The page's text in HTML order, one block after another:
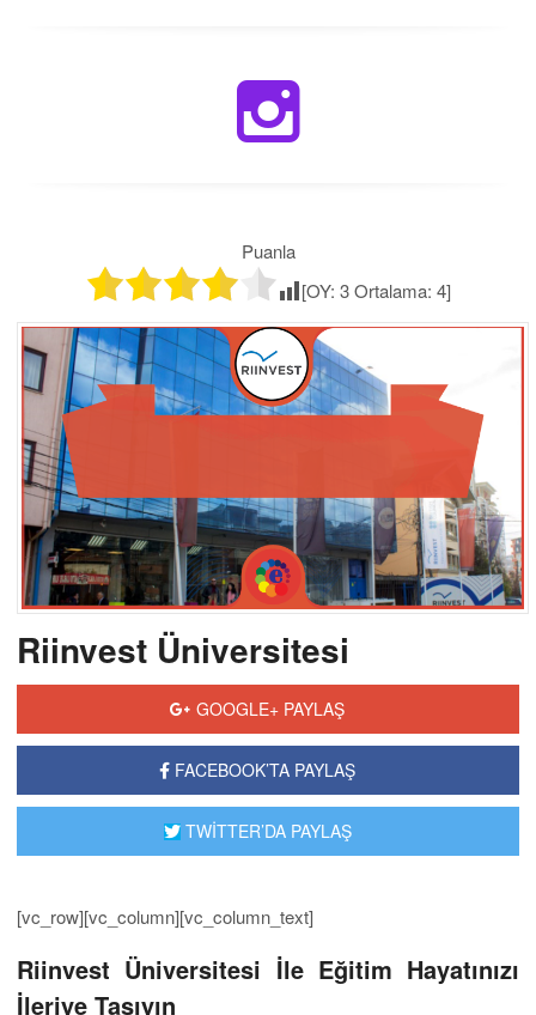
Puanla
[OY: 3Ortalama: 4]
Riinvest Üniversitesi
GOOGLE+ PAYLAŞ
FACEBOOK’TA PAYLAŞ
TWİTTER’DA PAYLAŞ
[vc_row][vc_column][vc_column_text]
Riinvest Üniversitesi İle Eğitim Hayatınızı
İleriye Taşıyın